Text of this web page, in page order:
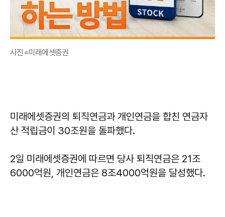
사진=미래에셋증권
미래에셋증권의 퇴직연금과 개인연금을 합친 연금자
산 적립금이 30조원을 돌파했다.
2일 미래에셋증권에 따르면 당사 퇴직연금은 21조
6000억원, 개인연금은 8조4000억원을 달성했다.